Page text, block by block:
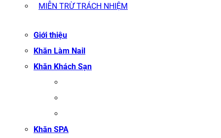
MIỄN TRỪ TRÁCH NHIỆM
Giới thiệu
Khăn Làm Nail
Khăn Khách Sạn
Khăn SPA